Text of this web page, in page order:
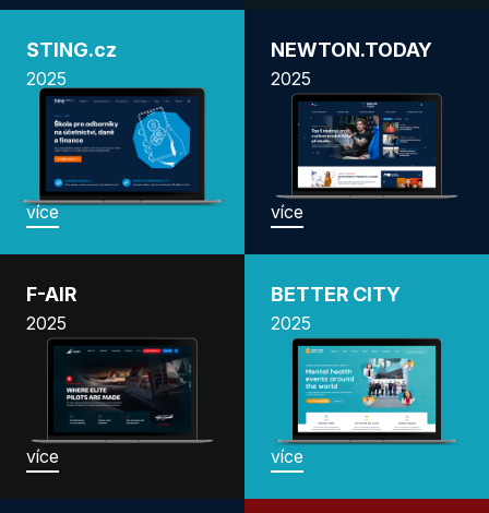
STING.cz
2025
více
NEWTON.TODAY
2025
více
F-AIR
2025
více
BETTER CITY
2025
více